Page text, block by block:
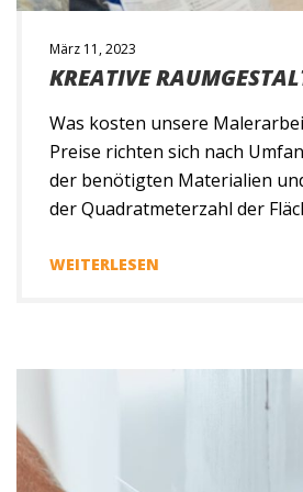
März 11, 2023
KREATIVE
Was kosten unsere
Preise richten sich nach
der benötigten Materialien
der Quadratmeterzahl der
unserer Arbeit, sodass wir
oder Renovierung Wir führen
Malerarbeiten bei einem
WEITERLESEN